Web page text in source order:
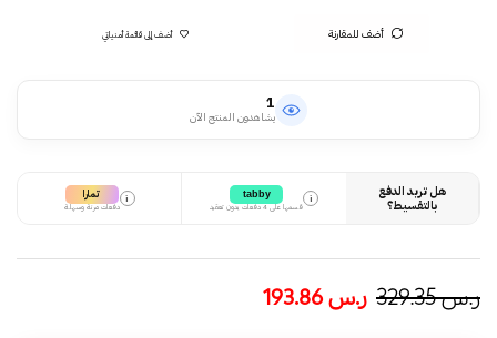
أضف للمقارنة أضف إلى قائمة أمنياتي
1
يشاهدون المنتج الآن
هل تريد الدفع
بالتقسيط؟
i
tabby
قسمها على 4 دفعات بدون تعقيد
i تمارا
دفعات مرنة وسهلة
ر.س329.35 ر.س193.86